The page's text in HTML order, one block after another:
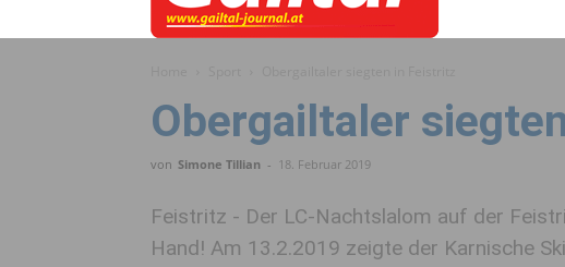
Obergailtaler
von Simone Tillian - 18. Februar 2019
Feistritz - Der LC-Nachtslalom auf der
Hand! Am 13.2.2019 zeigte der Karnische